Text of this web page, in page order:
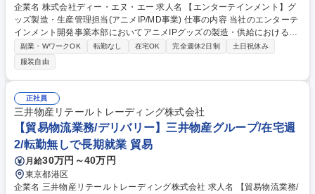
企業名 株式会社ディー・エヌ・エー 求人名 【エンターテインメント】グ
ッズ製造・生産管理担当(アニメIP/MD事業) 仕事の内容 当社のエンターテ
インメント開発事業本部においてアニメIPグッズの製造・供給における品
質保証のプロフェッショナルとしてサプライチェーン全体を主導する重要
な役割を担っていただきます。 商品企画チームから連携された仕様に基づ
き、製造工場選定、生産計画の策定・実行を担います。商品の品質と安全
性を最優先に確保し、効率的な生産体制と確実な流通網を構築・維持する
ことで、事業の信頼性とブランド価値向上に直結する成果を生み出しま
す。《DeNA エンタメグッズ》公式Xアカウント：https://x.com/DeNA_go
ods_info《DeNA グッズオンラインショップ》公式ECサイト：https://den
a-ent-goodspage.mbok.jp/ 募集職種 【エンターテインメント】グッズ製
造・生産管理担当(アニメIP/MD事業)
副業・WワークOK 転勤なし 在宅OK 完全週休2日制
土日祝休み
服装自由
正社員
三井物産リテールトレーディング株式会社
【貿易物流業務/デリバリー】三井物産グループ/在宅週
2/転勤無しで長期就業 貿易
月給30万円～40万円
東京都港区
企業名 三井物産リテールトレーディング株式会社 求人名 【貿易物流業務/